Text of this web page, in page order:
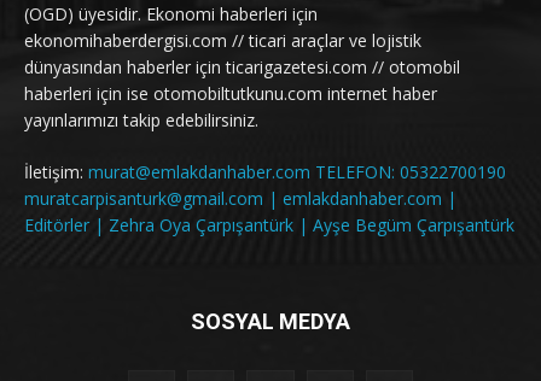
(OGD) üyesidir. Ekonomi haberleri için
ekonomihaberdergisi.com // ticari araçlar ve lojistik
dünyasından haberler için ticarigazetesi.com // otomobil
haberleri için ise otomobiltutkunu.com internet haber
yayınlarımızı takip edebilirsiniz.
İletişim: murat@emlakdanhaber.com TELEFON: 05322700190
muratcarpisanturk@gmail.com | emlakdanhaber.com |
Editörler | Zehra Oya Çarpışantürk | Ayşe Begüm Çarpışantürk
SOSYAL MEDYA